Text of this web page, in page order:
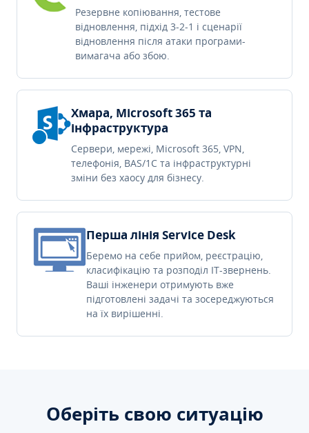
Резервне копіювання, тестове
відновлення, підхід 3-2-1 і сценарії
відновлення після атаки програми-
вимагача або збою.
Хмара, Microsoft 365 та
інфраструктура
Сервери, мережі, Microsoft 365, VPN,
телефонія, BAS/1C та інфраструктурні
зміни без хаосу для бізнесу.
Перша лінія Service Desk
Беремо на себе прийом, реєстрацію,
класифікацію та розподіл IT-звернень.
Ваші інженери отримують вже
підготовлені задачі та зосереджуються
на їх вирішенні.
Оберіть свою ситуацію